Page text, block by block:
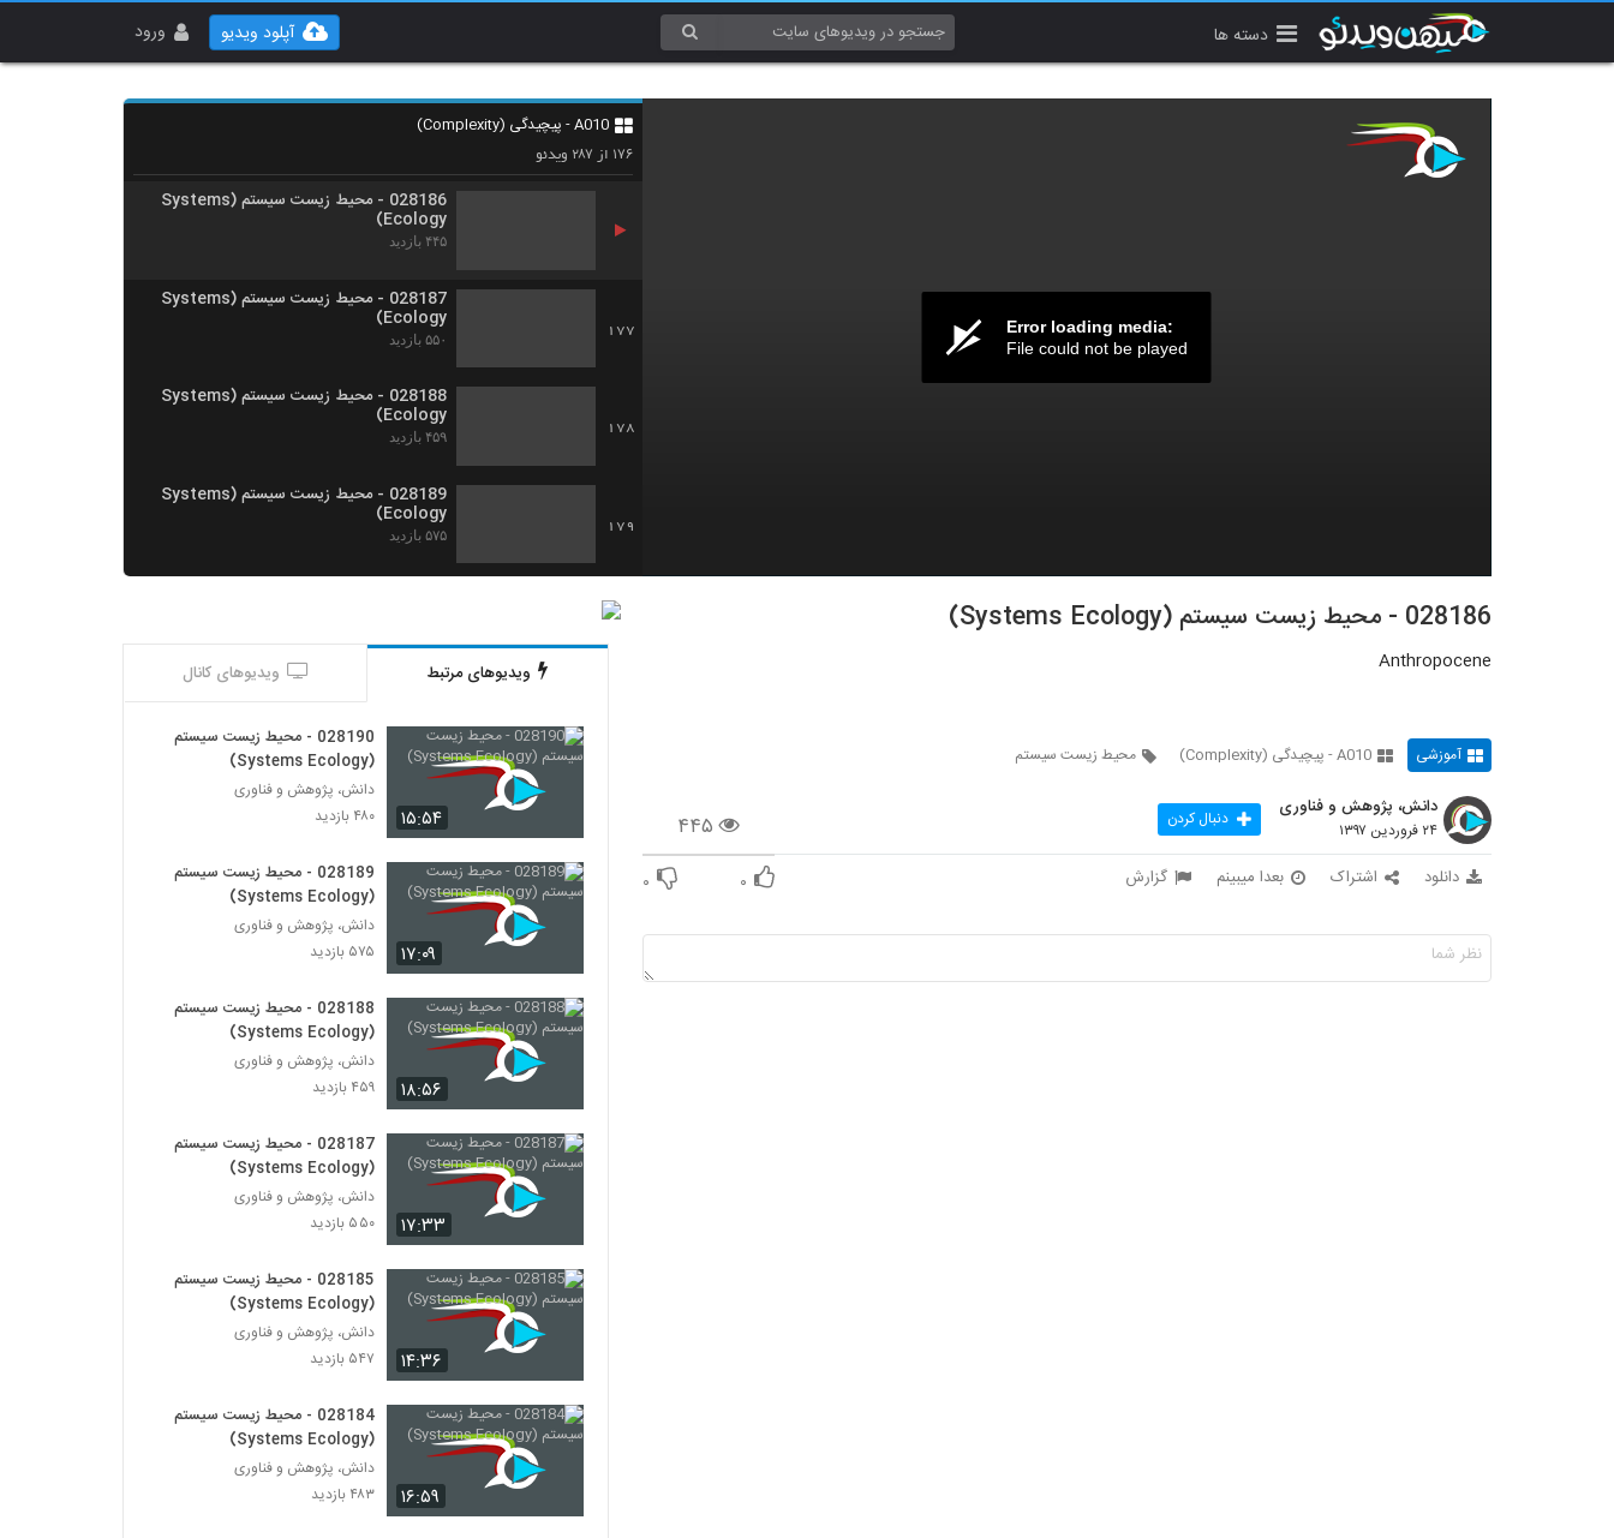
دسته ها ورود آپلود ویدیو
Error loading media:
File could not be played
A010 - پیچیدگی (Complexity)
۱۷۶ از ۲۸۷ ویدئو
175
028185 - محیط زیست سیستم (Systems
Ecology)
028186 - محیط زیست سیستم (Systems
Ecology)
۴۴۵ بازدید
177
028187 - محیط زیست سیستم (Systems
Ecology)
۵۵۰ بازدید
178
028188 - محیط زیست سیستم (Systems
Ecology)
۴۵۹ بازدید
179
028189 - محیط زیست سیستم (Systems
Ecology)
۵۷۵ بازدید
180
028191 - اقتصاد پیچیده (Complexity
Economics)
۴۵۶ بازدید
028192 - اقتصاد پیچیده (Complexity
Economics)
۴۳۷ بازدید
028193 - اقتصاد پیچیده (Complexity
Economics)
Economics)
۴۳۶ بازدید
Economics)
028197 - اقتصاد پیچیده (Complexity
Economics)
۴۲۱ بازدید
028198 - اقتصاد پیچیده (Complexity
Economics)
۴۷۴ بازدید
۴۸۰ بازدید
028200 - اقتصاد پیچیده (Complexity
Economics)
۵۰۹ بازدید
028186 - محیط زیست سیستم (Systems Ecology)
Anthropocene
آموزشی A010 - پیچیدگی (Complexity) محیط زیست سیستم
۴۴۵
دانش، پژوهش و فناوری
۲۴ فروردین ۱۳۹۷ دنبال کردن
دانلود اشتراک بعدا میبینم گزارش ۰ ۰
ویدیوهای مرتبط ویدیوهای کانال
۱۵:۵۴
028190 - محیط زیست سیستم
(Systems Ecology)
دانش، پژوهش و فناوری
۴۸۰ بازدید
۱۷:۰۹
028189 - محیط زیست سیستم
(Systems Ecology)
دانش، پژوهش و فناوری
۵۷۵ بازدید
۱۸:۵۶
028188 - محیط زیست سیستم
(Systems Ecology)
دانش، پژوهش و فناوری
۴۵۹ بازدید
۱۷:۳۳
028187 - محیط زیست سیستم
(Systems Ecology)
دانش، پژوهش و فناوری
۵۵۰ بازدید
۱۴:۳۶
028185 - محیط زیست سیستم
(Systems Ecology)
دانش، پژوهش و فناوری
۵۴۷ بازدید
۱۶:۵۹
028184 - محیط زیست سیستم
(Systems Ecology)
دانش، پژوهش و فناوری
۴۸۳ بازدید